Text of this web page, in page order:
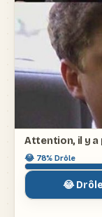
Attention, il y a
😂 78% Drôle
😂 Drôle